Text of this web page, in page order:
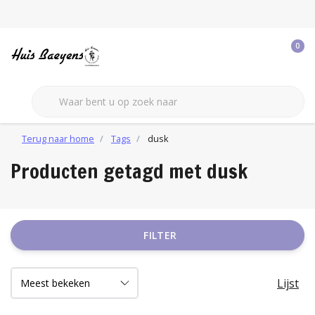
0
Terug naar home Tags dusk
Producten getagd met dusk
FILTER
Lijst